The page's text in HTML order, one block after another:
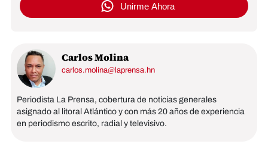
Unirme Ahora
Carlos Molina
carlos.molina@laprensa.hn
Periodista La Prensa, cobertura de noticias generales
asignado al litoral Atlántico y con más 20 años de experiencia
en periodismo escrito, radial y televisivo.